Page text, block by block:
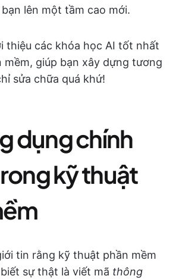
lên một tầm cao mới.
thiệu các khóa học AI tốt nhất
mềm, giúp bạn xây dựng tương
sửa chữa quá khứ!
dụng chính
kỹ thuật
tin rằng kỹ thuật phần mềm
sự thật là viết mã thông